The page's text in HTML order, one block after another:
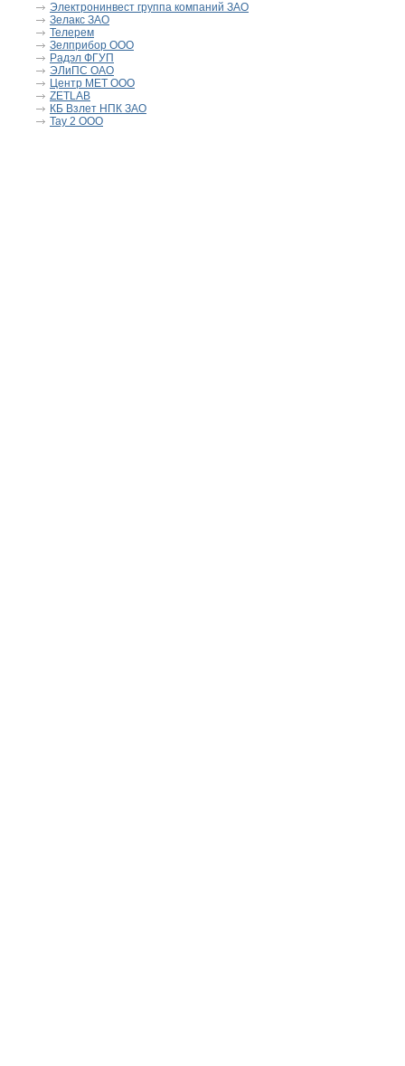
Электронинвест группа компаний ЗАО
Зелакс ЗАО
Телерем
Зелприбор ООО
Радэл ФГУП
ЭЛиПС ОАО
Центр МЕТ ООО
ZETLAB
КБ Взлет НПК ЗАО
Тау 2 ООО